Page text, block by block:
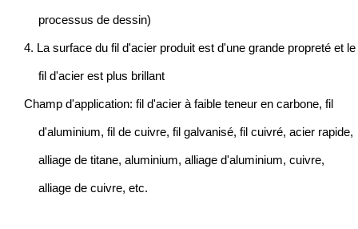
processus de dessin)
4. La surface du fil d'acier produit est d'une grande propreté et le
fil d'acier est plus brillant
Champ d'application: fil d'acier à faible teneur en carbone, fil
d'aluminium, fil de cuivre, fil galvanisé, fil cuivré, acier rapide,
alliage de titane, aluminium, alliage d'aluminium, cuivre,
alliage de cuivre, etc.